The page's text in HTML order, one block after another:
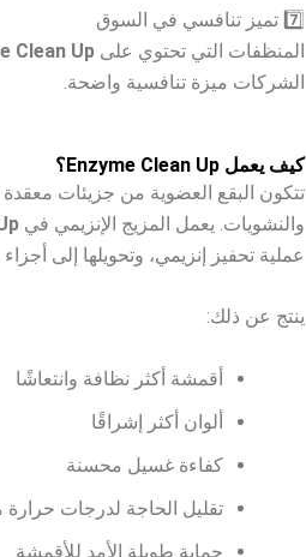
7️⃣ تميز تنافسي في السوق
المنظفات التي تحتوي على Clean Up
الشركات ميزة تنافسية واضحة.
كيف يعمل Enzyme Clean Up؟
تتكون البقع العضوية من جزيئات معقدة
والنشويات. يعمل المزيج الإنزيمي في
عملية تحفيز إنزيمي، وتحويلها إلى
ينتج عن ذلك:
أقمشة أكثر نظافة وانتعاشًا
ألوان أكثر إشراقًا
كفاءة غسيل محسنة
تقليل الحاجة لدرجات حرارة
حماية طويلة الأمد للأقمشة